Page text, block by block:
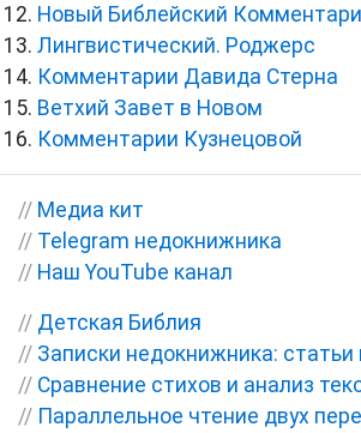
Новый Библейский
Лингвистический. Роджерс
Комментарии Давида Стерна
Ветхий Завет в Новом
Комментарии Кузнецовой
// Медиа кит
// Telegram недокнижника
// Наш YouTube канал
// Детская Библия
// Записки недокнижника: статьи
// Сравнение стихов и анализ
// Параллельное чтение двух